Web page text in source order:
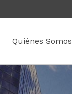
Quiénes Somos